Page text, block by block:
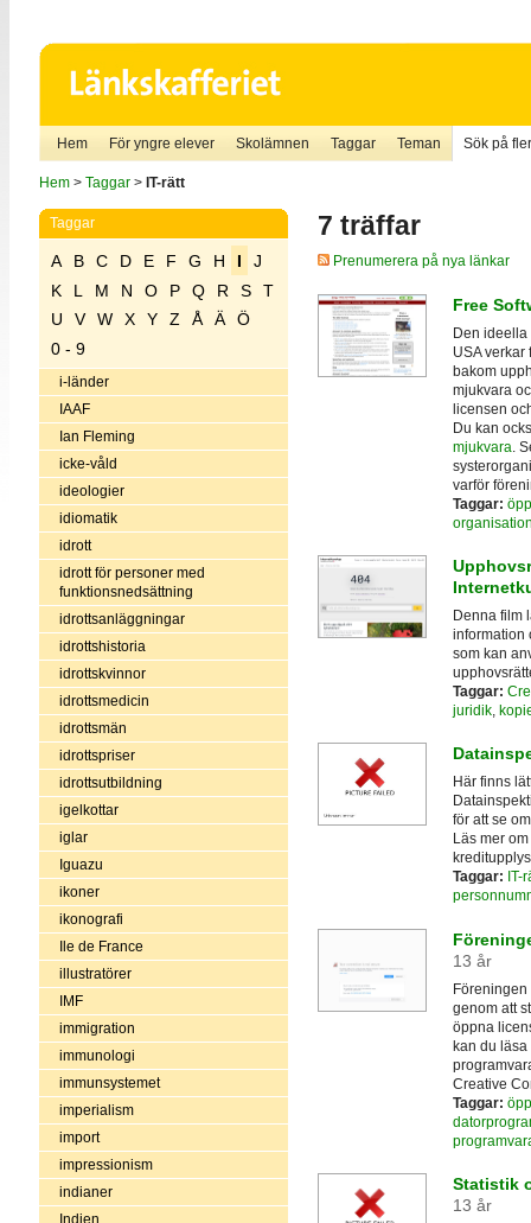
Hem För yngre elever Skolämnen Taggar Teman Sök på
Hem> Taggar> IT-rätt
Taggar
A B C D E F G H I
J
K
L M N O P Q R S
T
U
V W X Y Z Å Ä
Ö
0 - 9
i-länder
IAAF
Ian Fleming
icke-våld
ideologier
idiomatik
idrott
idrott för personer med
funktionsnedsättning
idrottsanläggningar
idrottshistoria
idrottskvinnor
idrottsmedicin
idrottsmän
idrottspriser
idrottsutbildning
igelkottar
iglar
Iguazu
ikoner
ikonografi
Ile de France
illustratörer
IMF
immigration
immunologi
immunsystemet
imperialism
import
impressionism
indianer
Indien
7 träffar
Prenumerera på nya länkar
Free
Den ideella
USA verkar
bakom
mjukvara
licensen
Du kan
mjukvara .
varför
Taggar:
Denna film
information
som kan
Taggar:
juridik,
Här finns
för att se
Läs mer
Taggar: IT-
13 år
Föreningen
genom att
öppna
kan du läsa
Creative
Taggar:
Statistik
13 år